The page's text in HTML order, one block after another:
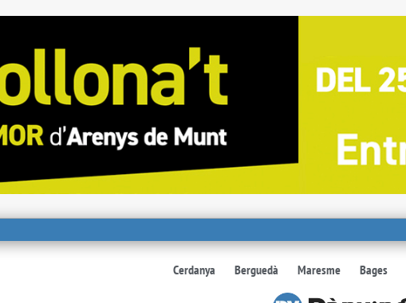
Cerdanya Berguedà Maresme Bages